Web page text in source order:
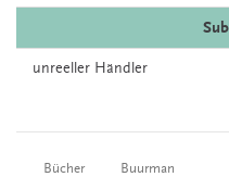
unreeller Händler
Bücher Buurman